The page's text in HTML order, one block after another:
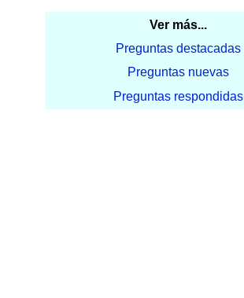
Ver más...
Preguntas destacadas
Preguntas nuevas
Preguntas respondidas